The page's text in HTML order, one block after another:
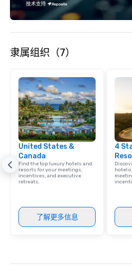
技术支持
隶属组织（7）
United States &
Canada
Find the top luxury hotels and
resorts for your meetings,
incentives, and executive
retreats.
了解更多信息
4
hotel